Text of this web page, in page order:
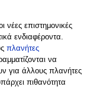
νέες επιστημονικές
ενδιαφέροντα.
πλανήτες
να
για άλλους πλανήτες
πιθανότητα